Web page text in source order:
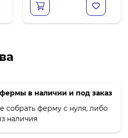
в наличии и под заказ
собрать ферму с нуля, либо
наличия